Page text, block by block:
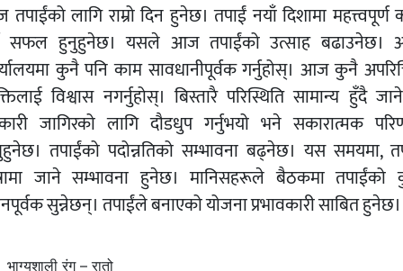
लागि राम्रो दिन हुनेछ। तपाईं नयाँ दिशामा महत्त्वपूर्ण
सफल हुनुहुनेछ। यसले आज तपाईंको उत्साह बढाउनेछ।
कुनै पनि काम सावधानीपूर्वक गर्नुहोस्। आज कुनै
विश्वास नगर्नुहोस्। बिस्तारै परिस्थिति सामान्य हुँदै
जागिरको लागि दौडधुप गर्नुभयो भने सकारात्मक
तपाईंको पदोन्नतिको सम्भावना बढ्नेछ। यस समयमा,
जाने सम्भावना हुनेछ। मानिसहरूले बैठकमा तपाईंको
सुन्नेछन्। तपाईंले बनाएको योजना प्रभावकारी साबित हुनेछ।
भाग्यशाली रंग – रातो